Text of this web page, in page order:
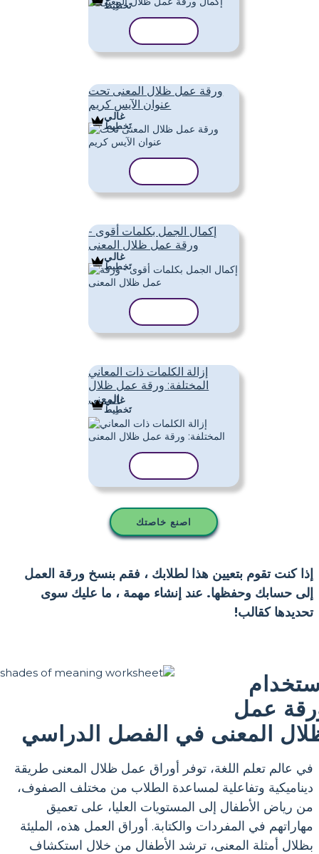
تَخطِيط
ورقة عمل ظلال المعنى تحت
عنوان الآيس كريم
غالي
تَخطِيط
إكمال الجمل بكلمات أقوى -
ورقة عمل ظلال المعنى
غالي
تَخطِيط
إزالة الكلمات ذات المعاني
المختلفة: ورقة عمل ظلال
المعنى
غالي
تَخطِيط
اصنع خاصتك
إذا كنت تقوم بتعيين هذا لطلابك ، فقم بنسخ ورقة العمل
إلى حسابك وحفظها. عند إنشاء مهمة ، ما عليك سوى
تحديدها كقالب!
عمل
المعنى في الفصل الدراسي
في عالم تعلم اللغة، توفر أوراق عمل ظلال المعنى طريقة
ديناميكية وتفاعلية لمساعدة الطلاب من مختلف الصفوف،
من رياض الأطفال إلى المستويات العليا، على تعميق
مهاراتهم في المفردات والكتابة. أوراق العمل هذه، المليئة
بظلال أمثلة المعنى، ترشد الأطفال من خلال استكشاف